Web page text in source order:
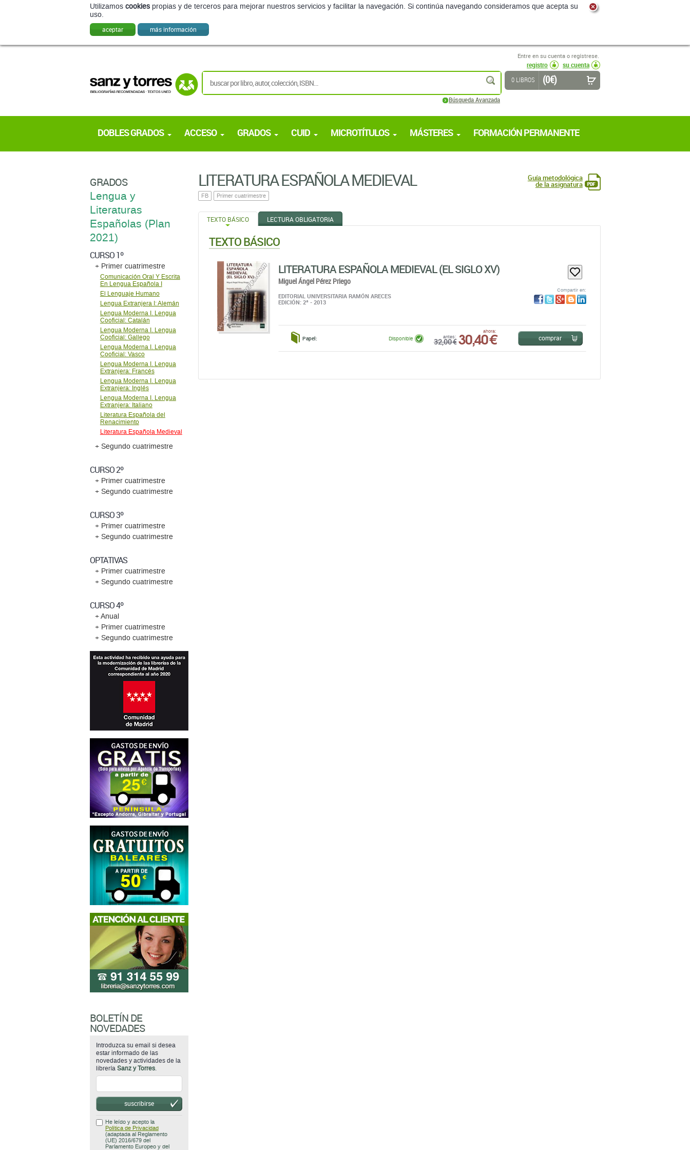
Utilizamos cookies propias y de terceros para mejorar nuestros servicios y facilitar la navegación. Si continúa navegando consideramos que acepta su
uso.
aceptar más información
Entre en su cuenta o regístrese.
registro
su cuenta
buscar
Búsqueda Avanzada
0 LIBROS (0 €)
DOBLES GRADOS ACCESO GRADOS CUID MICROTÍTULOS MÁSTERES FORMACIÓN PERMANENTE
LITERATURA ESPAÑOLA MEDIEVAL
FB Primer cuatrimestre
Guía metodológica
de la asignatura
TEXTO BÁSICO LECTURA OBLIGATORIA
TEXTO BÁSICO
LITERATURA ESPAÑOLA MEDIEVAL (EL SIGLO XV)
Miguel Ángel Pérez Priego
EDITORIAL UNIVERSITARIA RAMÓN ARECES
EDICIÓN: 2ª - 2013
Compartir en:
Papel: antes:
32,00 €
ahora:
30,40 €
Disponible comprar
GRADOS
Lengua y
Literaturas
Españolas (Plan
2021)
CURSO 1º
+ Primer cuatrimestre
Comunicación Oral Y Escrita
En Lengua Española I
El Lenguaje Humano
Lengua Extranjera I: Alemán
Lengua Moderna I. Lengua
Cooficial: Catalán
Lengua Moderna I. Lengua
Cooficial: Gallego
Lengua Moderna I. Lengua
Cooficial: Vasco
Lengua Moderna I. Lengua
Extranjera: Francés
Lengua Moderna I. Lengua
Extranjera: Inglés
Lengua Moderna I. Lengua
Extranjera: Italiano
Literatura Española del
Renacimiento
Literatura Española Medieval
+ Segundo cuatrimestre
CURSO 2º
+ Primer cuatrimestre
+ Segundo cuatrimestre
CURSO 3º
+ Primer cuatrimestre
+ Segundo cuatrimestre
OPTATIVAS
+ Primer cuatrimestre
+ Segundo cuatrimestre
CURSO 4º
+ Anual
+ Primer cuatrimestre
+ Segundo cuatrimestre
BOLETÍN DE
NOVEDADES
Introduzca su email si desea
estar informado de las
novedades y actividades de la
librería Sanz y Torres.
suscribirse
He leído y acepto la
Política de Privacidad
(adaptada al Reglamento
(UE) 2016/679 del
Parlamento Europeo y del